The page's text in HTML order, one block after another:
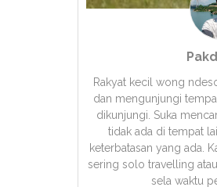
Rakyat kecil wong
dan mengunjungi
dikunjungi. Suka
tidak ada di tempat
keterbatasan yang ada.
sering solo travelling
sela waktu